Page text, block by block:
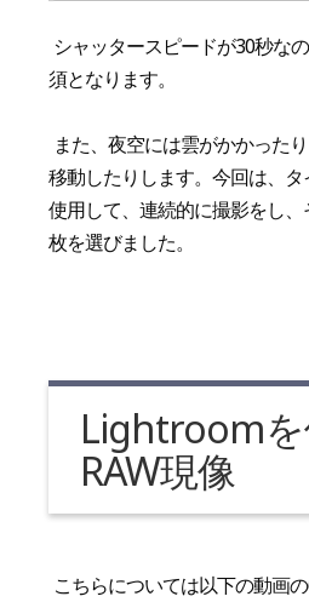
シャッタースピードが30秒な
須となります。
また、夜空には雲がかかった
移動したりします。今回は、
使用して、連続的に撮影をし
枚を選びました。
Lightroom
RAW現像
こちらについては以下の動画